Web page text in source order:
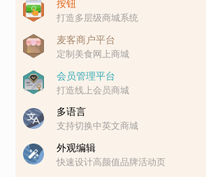
按钮
打造多层级商城系统
麦客商户平台
定制美食网上商城
会员管理平台
打造线上会员商城
多语言
支持切换中英文商城
外观编辑
快速设计高颜值品牌活动页